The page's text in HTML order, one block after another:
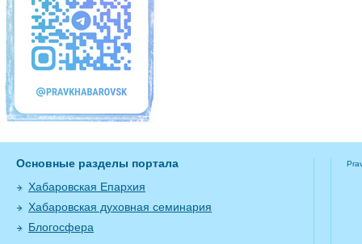
Основные разделы портала
Хабаровская Епархия
Хабаровская духовная семинария
Блогосфера